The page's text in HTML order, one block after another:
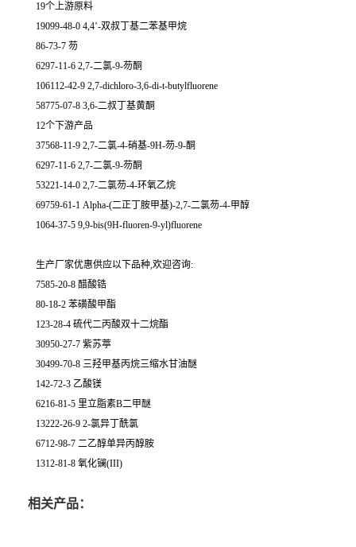
19个上游原料
19099-48-0 4,4’-双叔丁基二苯基甲烷
86-73-7 芴
6297-11-6 2,7-二氯-9-芴酮
106112-42-9 2,7-dichloro-3,6-di-t-butylfluorene
58775-07-8 3,6-二叔丁基黄酮
12个下游产品
37568-11-9 2,7-二氯-4-硝基-9H-芴-9-酮
6297-11-6 2,7-二氯-9-芴酮
53221-14-0 2,7-二氯芴-4-环氧乙烷
69759-61-1 Alpha-(二正丁胺甲基)-2,7-二氯芴-4-甲醇
1064-37-5 9,9-bis(9H-fluoren-9-yl)fluorene
生产厂家优惠供应以下品种,欢迎咨询:
7585-20-8 醋酸锆
80-18-2 苯磺酸甲酯
123-28-4 硫代二丙酸双十二烷酯
30950-27-7 紫苏葶
30499-70-8 三羟甲基丙烷三缩水甘油醚
142-72-3 乙酸镁
6216-81-5 里立脂素B二甲醚
13222-26-9 2-氯异丁酰氯
6712-98-7 二乙醇单异丙醇胺
1312-81-8 氧化镧(III)
相关产品：